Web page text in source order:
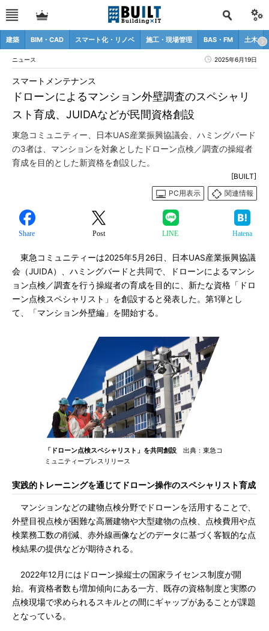
建築 BIM・CAD スマート化・リノベ 施工・現場管理 BAS・FM 土木
ニュース 2025年6月19日
ドローンによるマンション外壁調査のスペシャリ
スト育成、JUIDAなどが民間資格創設
スマートメンテナンス
東急コミュニティー、日本UAS産業振興協議会、ハミングバード
の3者は、マンションを対象としたドローン点検／調査の操縦者
育成を目的とした新資格を創設した。
[BUILT]
PC用表示
関連情報
Share Post LINE Hatena
東急コミュニティーは2025年5月26日、日本UAS産業振興協議
会（JUIDA）、ハミングバードと共同で、ドローンによるマンシ
ョン点検／調査を行う操縦者の育成を目的に、新たな資格「ドロ
ーン点検スペシャリスト」を創設すると発表した。第1弾とし
て、「マンション外壁編」を開始する。
「ドローン点検スペシャリスト」を共同創設 出典：東急コ
ミュニティープレスリリース
実践的トレーニングを通じてドローン操作のスペシャリスト育成
マンションなどの建物点検分野でドローンを活用することで、
外壁目視点検が困難な高層建物や大型建物の点検、点検費用や点
検業務工数の削減、赤外線画像などのデータに基づく客観的な点
検結果の提供などが期待される。
2022年12月にはドローン操縦士の国家ライセンス制度が開
始。有資格者数も増加傾向にある一方、既存の資格制度と実際の
点検現場で求められるスキルとの間にギャップがあることが課題
となっている。